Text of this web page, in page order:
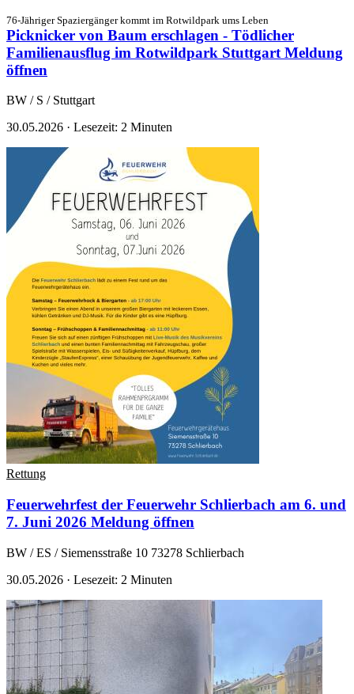
76-Jähriger Spaziergänger kommt im Rotwildpark ums Leben
Picknicker von Baum erschlagen - Tödlicher
Familienausflug im Rotwildpark Stuttgart Meldung
öffnen
BW / S / Stuttgart
30.05.2026 · Lesezeit: 2 Minuten
Rettung
Feuerwehrfest der Feuerwehr Schlierbach am 6. und
7. Juni 2026 Meldung öffnen
BW / ES / Siemensstraße 10 73278 Schlierbach
30.05.2026 · Lesezeit: 2 Minuten